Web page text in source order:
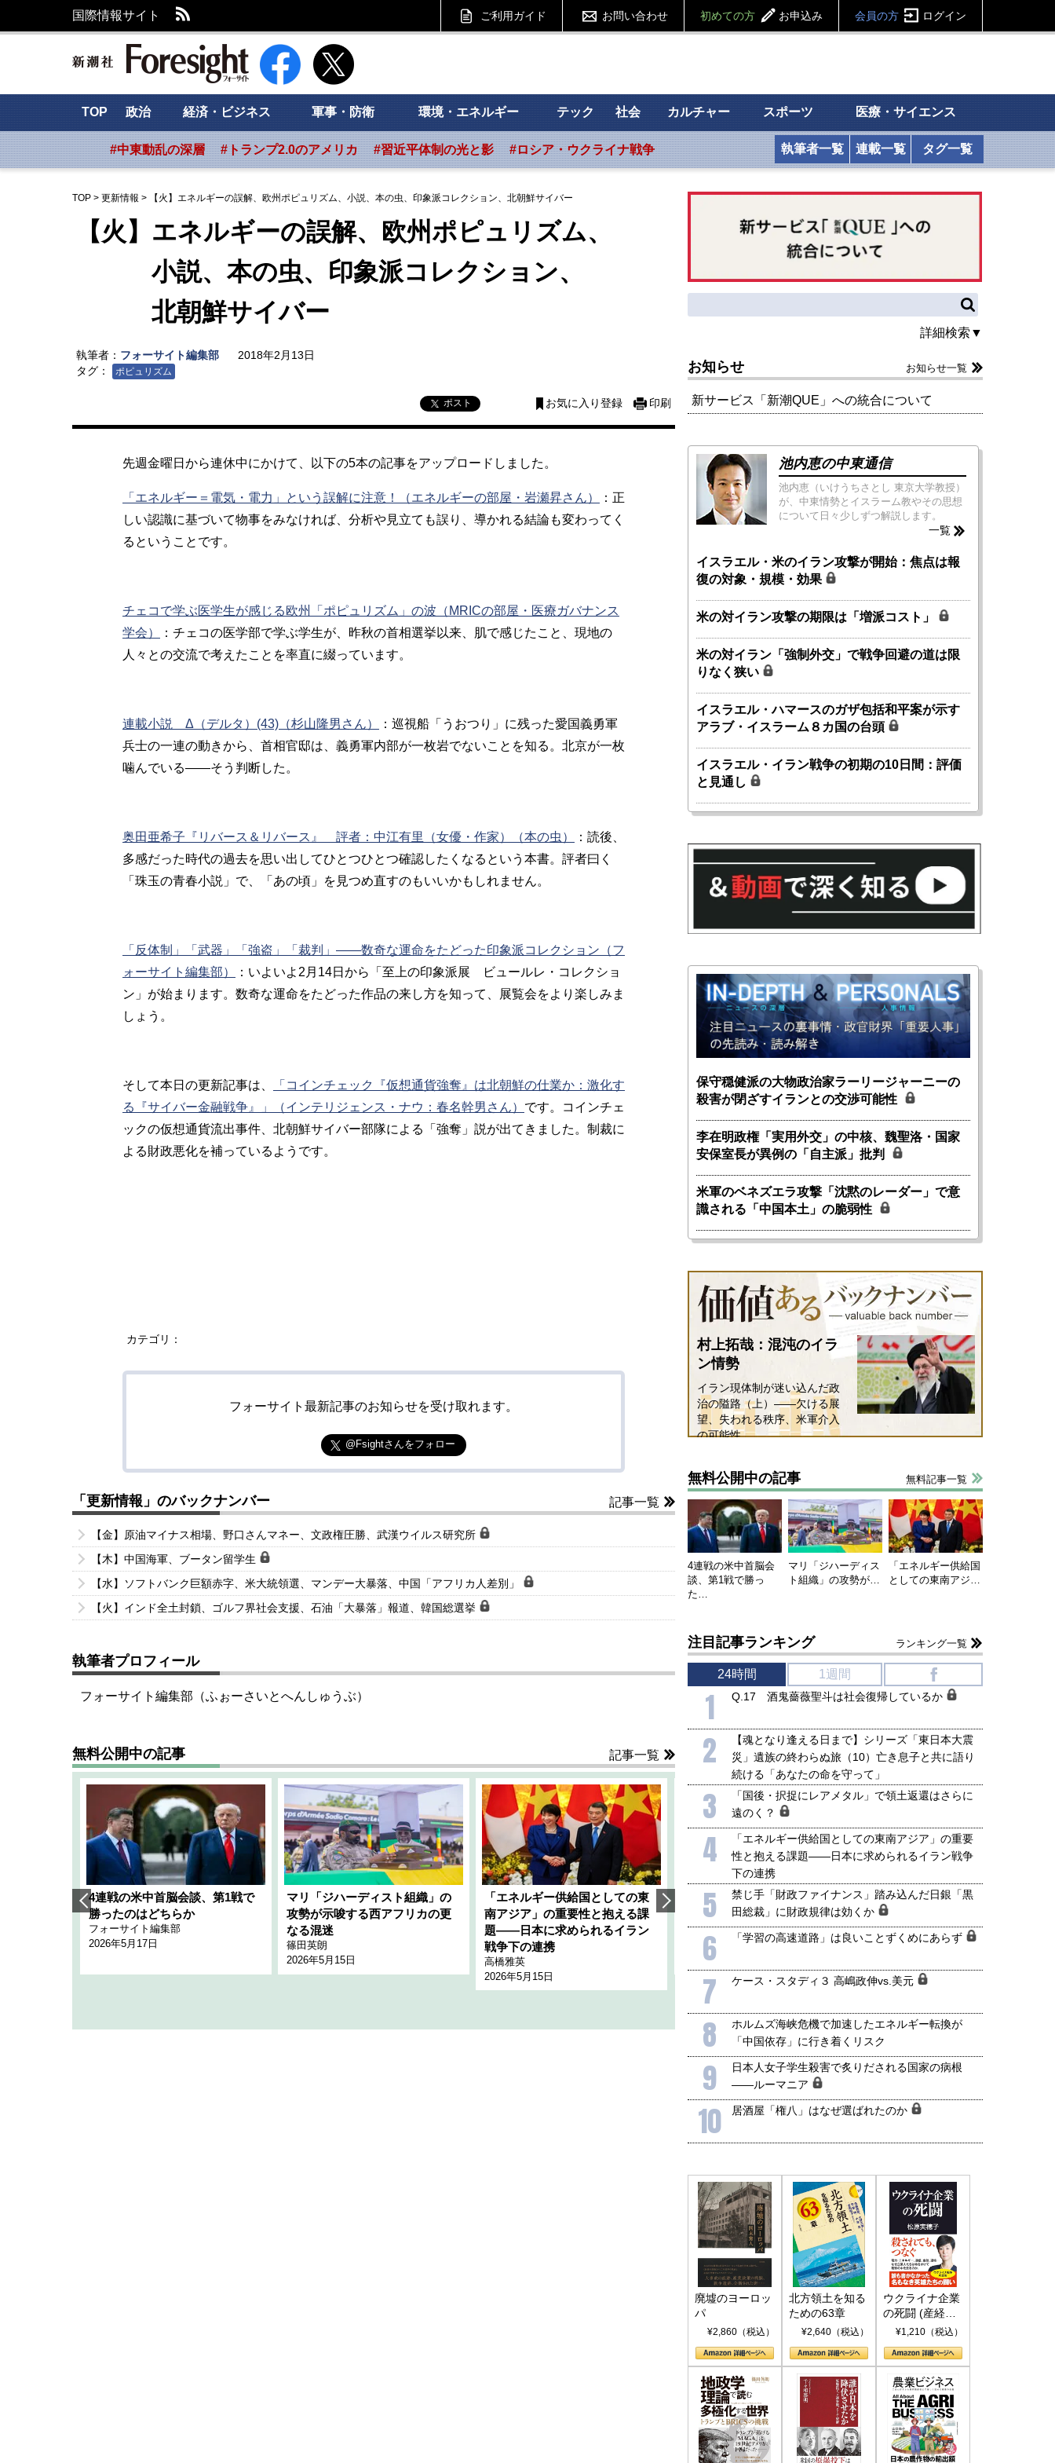
国際情報サイト ご利用ガイド お問い合わせ 初めての方 お申込み 会員の方 ログイン
新潮社 Foresight フォーサイト
TOP 政治 経済・ビジネス 軍事・防衛 環境・エネルギー テック 社会 カルチャー スポーツ 医療・サイエンス
#中東動乱の深層 #トランプ2.0のアメリカ #習近平体制の光と影 #ロシア・ウクライナ戦争 執筆者一覧 連載一覧 タグ一覧
TOP > 更新情報 > 【火】エネルギーの誤解、欧州ポピュリズム、小説、本の虫、印象派コレクション、北朝鮮サイバー
【火】エネルギーの誤解、欧州ポピュリズム、
小説、本の虫、印象派コレクション、
北朝鮮サイバー
執筆者： フォーサイト編集部
2018年2月13日
タグ：
ポピュリズム
ポスト お気に入り登録 印刷
先週金曜日から連休中にかけて、以下の5本の記事をアップロードしました。
「エネルギー＝電気・電力」という誤解に注意！（エネルギーの部屋・岩瀬昇さん）
：正
しい認識に基づいて物事をみなければ、分析や見立ても誤り、導かれる結論も変わってく
るということです。
チェコで学ぶ医学生が感じる欧州「ポピュリズム」の波（MRICの部屋・医療ガバナンス
学会）
：チェコの医学部で学ぶ学生が、昨秋の首相選挙以来、肌で感じたこと、現地の
人々との交流で考えたことを率直に綴っています。
連載小説 Δ（デルタ）(43)（杉山隆男さん）
：巡視船「うおつり」に残った愛国義勇軍
兵士の一連の動きから、首相官邸は、義勇軍内部が一枚岩でないことを知る。北京が一枚
噛んでいる――そう判断した。
奥田亜希子『リバース＆リバース』 評者：中江有里（女優・作家）（本の虫）
：読後、
多感だった時代の過去を思い出してひとつひとつ確認したくなるという本書。評者曰く
「珠玉の青春小説」で、「あの頃」を見つめ直すのもいいかもしれません。
「反体制」「武器」「強盗」「裁判」――数奇な運命をたどった印象派コレクション（フ
ォーサイト編集部）
：いよいよ2月14日から「至上の印象派展 ビュールレ・コレクショ
ン」が始まります。数奇な運命をたどった作品の来し方を知って、展覧会をより楽しみま
しょう。
そして本日の更新記事は、
「コインチェック『仮想通貨強奪』は北朝鮮の仕業か：激化す
る『サイバー金融戦争』」（インテリジェンス・ナウ：春名幹男さん） です。コインチェ
ックの仮想通貨流出事件、北朝鮮サイバー部隊による「強奪」説が出てきました。制裁に
よる財政悪化を補っているようです。
カテゴリ：
フォーサイト最新記事のお知らせを受け取れます。
@Fsightさんをフォロー
「更新情報」のバックナンバー 記事一覧
【金】原油マイナス相場、野口さんマネー、文政権圧勝、武漢ウイルス研究所
【木】中国海軍、ブータン留学生
【水】ソフトバンク巨額赤字、米大統領選、マンデー大暴落、中国「アフリカ人差別」
【火】インド全土封鎖、ゴルフ界社会支援、石油「大暴落」報道、韓国総選挙
執筆者プロフィール
フォーサイト編集部（ふぉーさいとへんしゅうぶ）
無料公開中の記事 記事一覧
4連戦の米中首脳会談、第1戦で
勝ったのはどちらか
フォーサイト編集部
2026年5月17日
マリ「ジハーディスト組織」の
攻勢が示唆する西アフリカの更
なる混迷
篠田英朗
2026年5月15日
「エネルギー供給国としての東
南アジア」の重要性と抱える課
題――日本に求められるイラン
戦争下の連携
高橋雅英
2026年5月15日
韓国にも理解してほしい「極東
1905年体制」における日米韓安
全保障協力の意味
千々和泰明
2026年5月15日
ホルムズ海峡危機で加速したエ
ネルギー転換が「中国依存」に
行き着くリスク
小山堅
詳細検索▼
お知らせ お知らせ一覧
新サービス「新潮QUE」への統合について
池内恵の中東通信
池内恵（いけうちさとし 東京大学教授）
が、中東情勢とイスラーム教やその思想
について日々少しずつ解説します。
一覧
イスラエル・米のイラン攻撃が開始：焦点は報
復の対象・規模・効果
米の対イラン攻撃の期限は「増派コスト」
米の対イラン「強制外交」で戦争回避の道は限
りなく狭い
イスラエル・ハマースのガザ包括和平案が示す
アラブ・イスラーム８カ国の台頭
イスラエル・イラン戦争の初期の10日間：評価
と見通し
保守穏健派の大物政治家ラーリージャーニーの
殺害が閉ざすイランとの交渉可能性
李在明政権「実用外交」の中核、魏聖洛・国家
安保室長が異例の「自主派」批判
米軍のベネズエラ攻撃「沈黙のレーダー」で意
識される「中国本土」の脆弱性
村上拓哉：混沌のイラ
ン情勢
イラン現体制が迷い込んだ政
治の隘路（上）――欠ける展
望、失われる秩序、米軍介入
の可能性
無料公開中の記事 無料記事一覧
4連戦の米中首脳会
談、第1戦で勝っ
た…
マリ「ジハーディス
ト組織」の攻勢が…
「エネルギー供給国
としての東南アジ…
注目記事ランキング ランキング一覧
24時間 1週間
1 Q.17 酒鬼薔薇聖斗は社会復帰しているか
2
【魂となり逢える日まで】シリーズ「東日本大震
災」遺族の終わらぬ旅（10）亡き息子と共に語り
続ける「あなたの命を守って」
3
「国後・択捉にレアメタル」で領土返還はさらに
遠のく？
4
「エネルギー供給国としての東南アジア」の重要
性と抱える課題――日本に求められるイラン戦争
下の連携
5
禁じ手「財政ファイナンス」踏み込んだ日銀「黒
田総裁」に財政規律は効くか
6 「学習の高速道路」は良いことずくめにあらず
7 ケース・スタディ３ 高嶋政伸vs.美元
8
ホルムズ海峡危機で加速したエネルギー転換が
「中国依存」に行き着くリスク
9
日本人女子学生殺害で炙りだされる国家の病根
――ルーマニア
10 居酒屋「権八」はなぜ選ばれたのか
廃墟のヨーロッ
パ
¥2,860（税込）
北方領土を知る
ための63章
¥2,640（税込）
ウクライナ企業
の死闘 (産経セ
レクト S 039)
¥1,210（税込）